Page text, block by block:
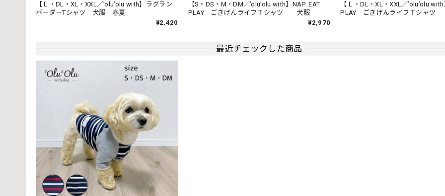
他の方からの誕生祝いとダブらなそうなのを選んでみました。 「そろそろ靴を買わなきゃと思ってたから、助かったよ！」と
【新色追加！】日本製・やわらかウールのアンゴラアームウォーマー（内側シルク）
【Ｌ・DL・XL・XXL／’olu’olu with】ラグラン
ボーダーTシャツ 犬服 春夏
¥2,420
【S・DS・M・DM／’olu’olu with】NAP. EAT.
PLAY ごきげんライフＴシャツ 犬服
¥2,970
【Ｌ・DL・XL・XXL／’olu’olu
PLAY ごきげんライフＴシャ
最近チェックした商品